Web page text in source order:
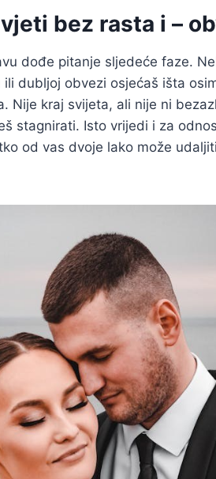
bez rasta i –
dođe pitanje sljedeće faze.
dubljoj obvezi osjećaš išta
Nije kraj svijeta, ali nije ni
stagnirati. Isto vrijedi i za
od vas dvoje lako može